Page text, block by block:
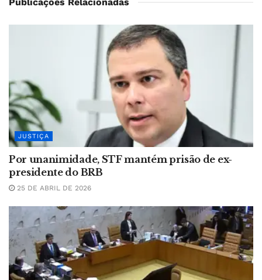
Publicações Relacionadas
JUSTIÇA
Por unanimidade, STF mantém prisão de ex-
presidente do BRB
25 DE ABRIL DE 2026